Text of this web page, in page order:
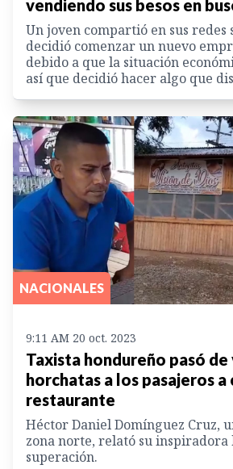
vendiendo sus besos en
Un joven compartió en sus redes
decidió comenzar un nuevo
debido a que la situación
así que decidió hacer algo que
NACIONALES
9:11 AM 20 oct. 2023
Taxista hondureño pasó
horchatas a los pasajeros a
restaurante
Héctor Daniel Domínguez Cruz,
zona norte, relató su inspiradora
superación.